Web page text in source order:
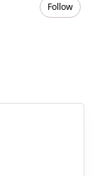
Follow